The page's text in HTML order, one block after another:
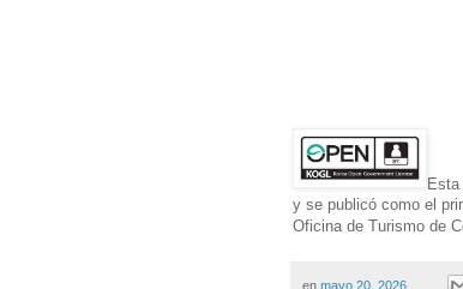
Esta
y se publicó como el
Oficina de Turismo de
en mayo 20, 2026